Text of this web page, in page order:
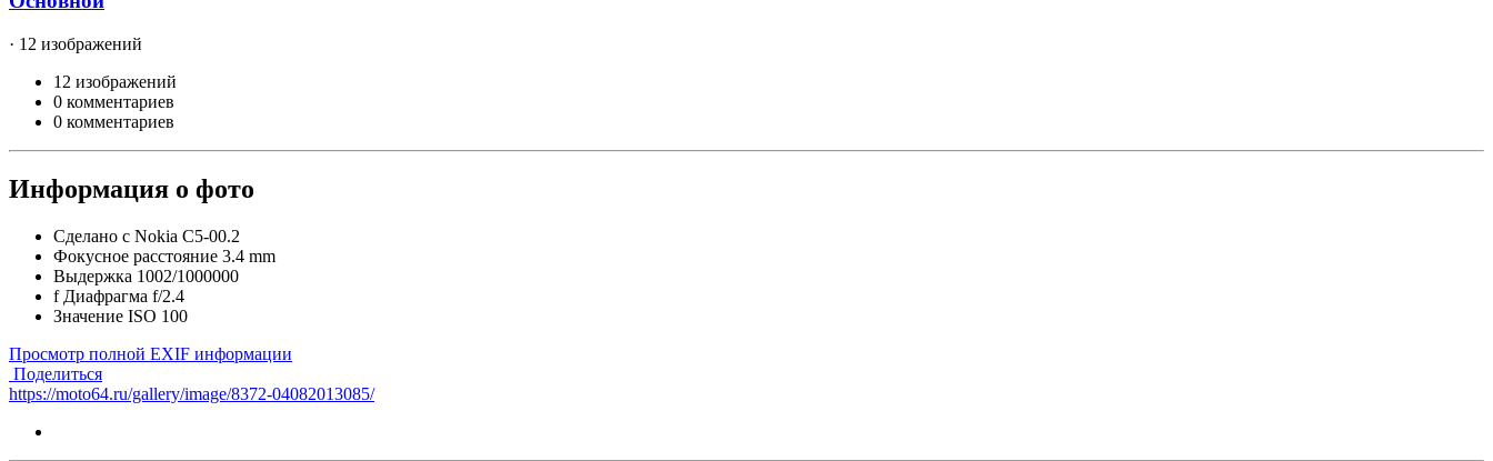
· 12 изображений
12 изображений
0 комментариев
0 комментариев
Информация о фото
Сделано с Nokia C5-00.2
Фокусное расстояние 3.4 mm
Выдержка 1002/1000000
f Диафрагма f/2.4
Значение ISO 100
Просмотр полной EXIF информации
Поделиться
https://moto64.ru/gallery/image/8372-04082013085/